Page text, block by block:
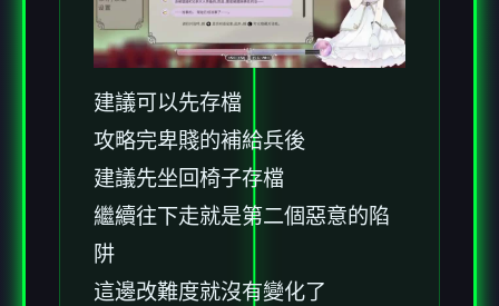
建議可以先存檔
攻略完卑賤的補給兵後
建議先坐回椅子存檔
繼續往下走就是第二個惡意的陷
阱
這邊改難度就沒有變化了